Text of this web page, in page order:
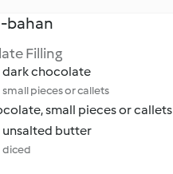
bahan
Filling
dark chocolate
small pieces or callets
small pieces or callets
unsalted butter
diced